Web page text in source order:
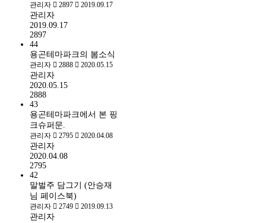
관리자 2897 2019.09.17
관리자
2019.09.17
2897
44
용곤테마파크의 봄소식
관리자 2888 2020.05.15
관리자
2020.05.15
2888
43
용곤테마파크에서 본 핑
크슈퍼문.
관리자 2795 2020.04.08
관리자
2020.04.08
2795
42
말벌주 담그기 (안승재
님 페이스북)
관리자 2749 2019.09.13
관리자